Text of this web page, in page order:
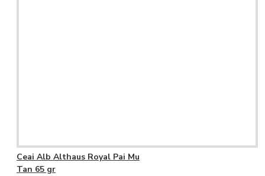
Ceai Alb Althaus Royal Pai Mu
Tan 65 gr